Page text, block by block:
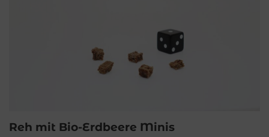
Reh mit Bio-Erdbeere Minis